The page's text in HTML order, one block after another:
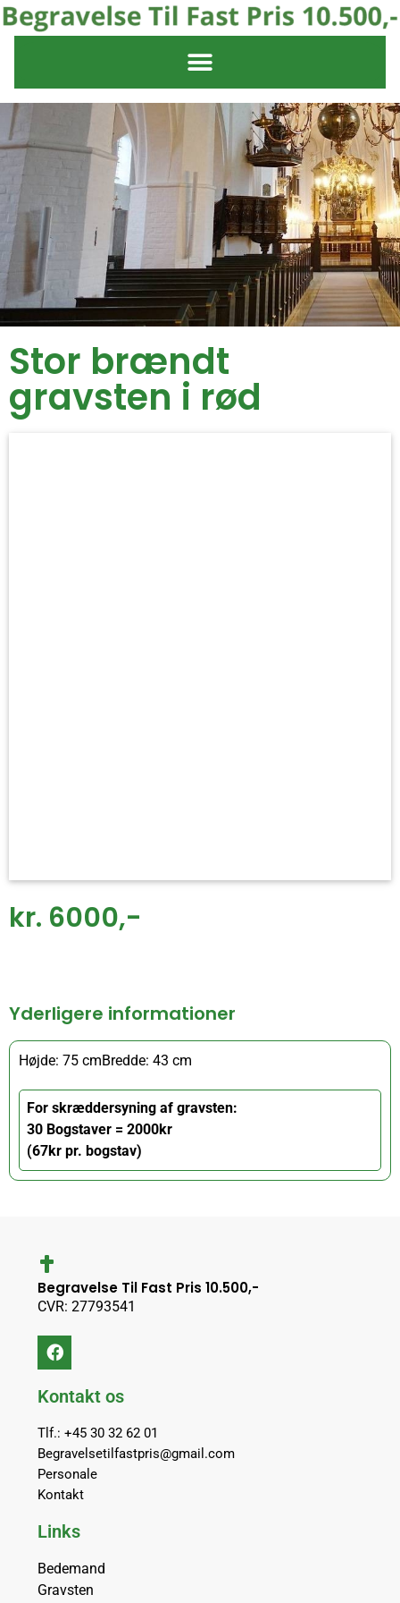
Stor brændt
gravsten i rød
kr. 6000,-
Yderligere informationer
Højde: 75 cmBredde: 43 cm
For skræddersyning af gravsten:
30 Bogstaver = 2000kr
(67kr pr. bogstav)
Begravelse Til Fast Pris 10.500,-
CVR: 27793541
Kontakt os
Tlf.: +45 30 32 62 01
Begravelsetilfastpris@gmail.com
Personale
Kontakt
Links
Bedemand
Gravsten